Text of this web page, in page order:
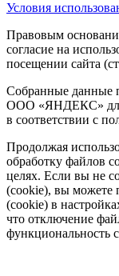
Условия
Правовым
согласие на
посещении сайта
Собранные данные
ООО «ЯНДЕКС» для
в соответствии с
Продолжая
обработку файлов
целях. Если вы не
(cookie), вы можете
(cookie) в
что отключение
функциональность